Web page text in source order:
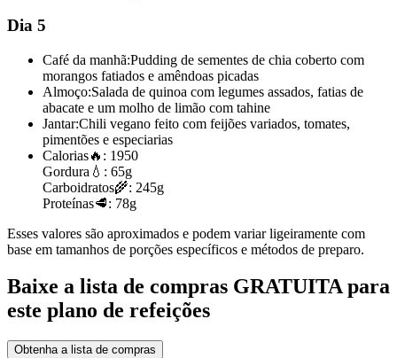
Dia 5
Café da manhã:Pudding de sementes de chia coberto com
morangos fatiados e amêndoas picadas
Almoço:Salada de quinoa com legumes assados, fatias de
abacate e um molho de limão com tahine
Jantar:Chili vegano feito com feijões variados, tomates,
pimentões e especiarias
Calorias🔥: 1950
Gordura 💧: 65g
Carboidratos🌾: 245g
Proteínas🥩: 78g
Esses valores são aproximados e podem variar ligeiramente com
base em tamanhos de porções específicos e métodos de preparo.
Baixe a lista de compras GRATUITA para
este plano de refeições
Obtenha a lista de compras